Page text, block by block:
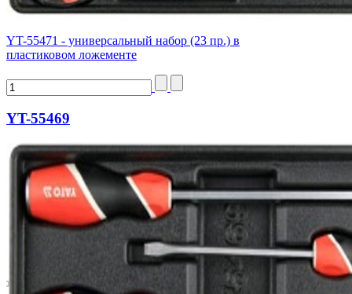
YT-55471 - универсальный набор (23 пр.) в
пластиковом ложементе
YT-55469